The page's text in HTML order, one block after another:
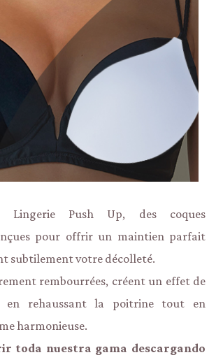
Lingerie Push Up, des coques
pour offrir un maintien parfait
subtilement votre décolleté.
rembourrées, créent un effet de
en rehaussant la poitrine tout en
harmonieuse.
toda nuestra gama descargando